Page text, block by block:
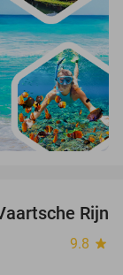
41%
Rijn
9.8 star